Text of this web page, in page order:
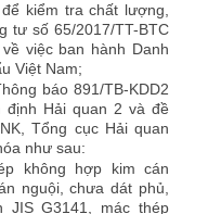
kiểm tra chất lượng,
tư số 65/2017/TT-BTC
việc ban hành Danh
Việt Nam;
báo 891/TB-KDD2
định Hải quan 2 và đề
Tổng cục Hải quan
như sau:
không hợp kim cán
nguội, chưa dát phủ,
JIS G3141, mác thép